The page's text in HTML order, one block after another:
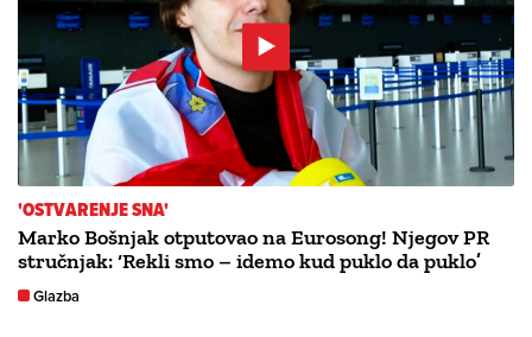
'OSTVARENJE SNA'
Marko Bošnjak otputovao na Eurosong! Njegov PR
stručnjak: ‘Rekli smo – idemo kud puklo da puklo’
Glazba